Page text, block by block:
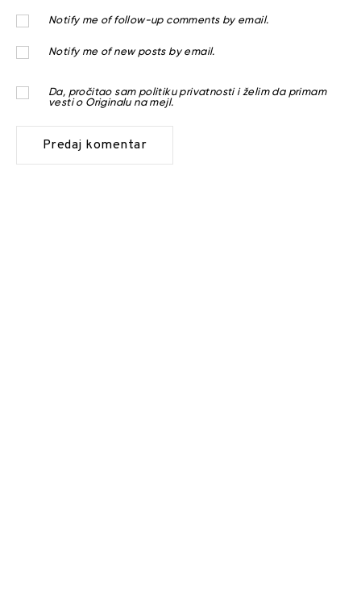
Notify me of follow-up comments by email.
Notify me of new posts by email.
Da, pročitao sam politiku privatnostii želim da primam
vesti o Originalu na mejl.